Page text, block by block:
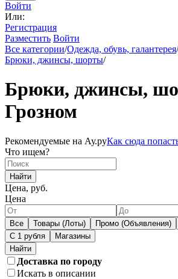
Войти
Или:
Регистрация
Разместить Войти
Все категории/Одежда, обувь, галантерея/
Брюки, джинсы, шорты/
Брюки, джинсы,
Грозном
Рекомендуемые на Ау.руКак сюда
Что ищем?
Найти
Цена, руб.
Цена
Все Товары (Лоты) Промо (Объявления)
С 1 рубля
Магазины
Доставка по городу
Искать в описании